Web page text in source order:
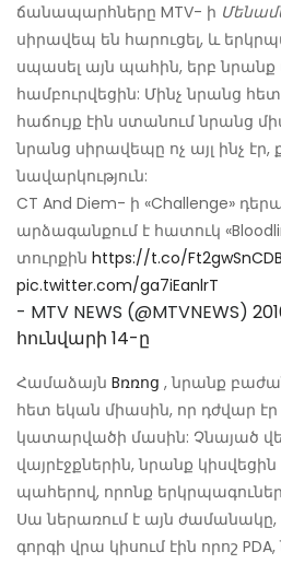
ճանապարհները MTV- ի
սիրավեպ են հարուցել, և
սպասել այն պահին, երբ
համբուրվեցին: Մինչ նրանց
հաճույք էին ստանում նրանց
նրանց սիրավեպը ոչ այլ ինչ էր,
նավարկություն:
CT And Diem- ի «Challenge»
արձագանքում է հատուկ
տուրքին https://t.co/Ft2gwSnCDB
pic.twitter.com/ga7iEanlrT
- MTV NEWS (@MTVNEWS)
հունվարի 14-ը
Համաձայն Bռռոց , նրանք
հետ եկան միասին, որ դժվար
կատարվածի մասին: Չնայած
վայրէջքներին, նրանք
պահերով, որոնք
Սա ներառում է այն
գորգի վրա կիսում էին որոշ